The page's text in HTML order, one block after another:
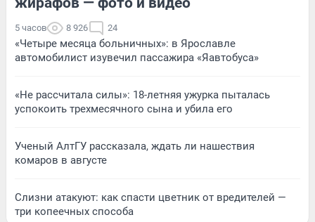
5 часов 8 926 24
«Четыре месяца больничных»: в Ярославле
автомобилист изувечил пассажира «Яавтобуса»
«Не рассчитала силы»: 18-летняя ужурка пыталась
успокоить трехмесячного сына и убила его
Ученый АлтГУ рассказала, ждать ли нашествия
комаров в августе
Слизни атакуют: как спасти цветник от вредителей —
три копеечных способа